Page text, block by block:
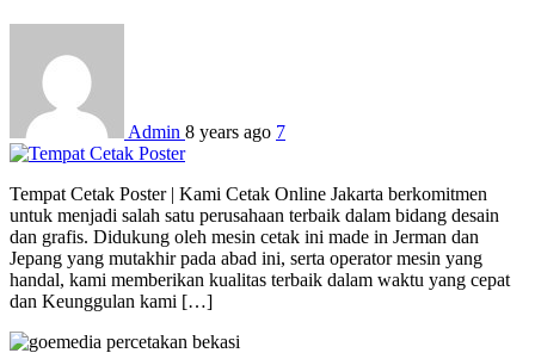
Admin 8 years ago 7
Tempat Cetak Poster | Kami Cetak Online Jakarta berkomitmen
untuk menjadi salah satu perusahaan terbaik dalam bidang desain
dan grafis. Didukung oleh mesin cetak ini made in Jerman dan
Jepang yang mutakhir pada abad ini, serta operator mesin yang
handal, kami memberikan kualitas terbaik dalam waktu yang cepat
dan Keunggulan kami […]